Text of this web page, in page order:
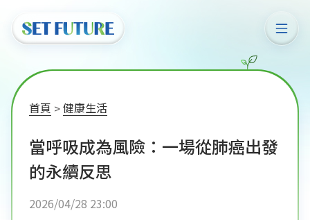
首頁 健康生活
當呼吸成為風險：一場從肺癌出發
的永續反思
2026/04/28 23:00